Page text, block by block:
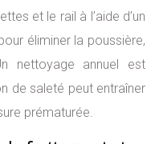
et le rail à l’aide d’un
éliminer la poussière,
nettoyage annuel est
de saleté peut entraîner
prématurée.